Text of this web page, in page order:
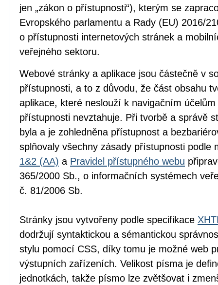
jen „zákon o přístupnosti“), kterým se
Evropského parlamentu a Rady (EU) 2016/
o přístupnosti internetových stránek a
veřejného sektoru.
Webové stránky a aplikace jsou částečně v
přístupnosti, a to z důvodu, že část obsahu
aplikace, které neslouží k navigačním
přístupnosti nevztahuje. Při tvorbě a správě
byla a je zohledněna přístupnost a
splňovaly všechny zásady přístupnosti podle
1&2 (AA) a Pravidel přístupného webu
365/2000 Sb., o informačních systémech
č. 81/2006 Sb.
Stránky jsou vytvořeny podle specifikace
dodržují syntaktickou a sémantickou
stylu pomocí CSS, díky tomu je možné web
výstupních zařízeních. Velikost písma je
jednotkách, takže písmo lze zvětšovat i